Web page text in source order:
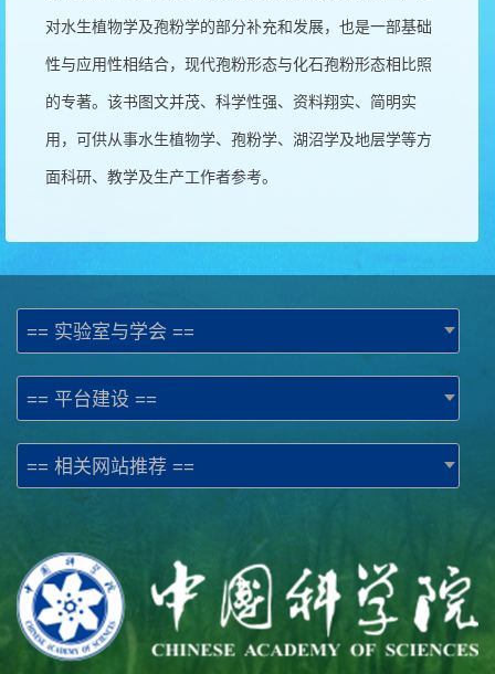
对水生植物学及孢粉学的部分补充和发展，也是一部基础
性与应用性相结合，现代孢粉形态与化石孢粉形态相比照
的专著。该书图文并茂、科学性强、资料翔实、简明实
用，可供从事水生植物学、孢粉学、湖沼学及地层学等方
面科研、教学及生产工作者参考。
== 实验室与学会 ==
== 平台建设 ==
== 相关网站推荐 ==